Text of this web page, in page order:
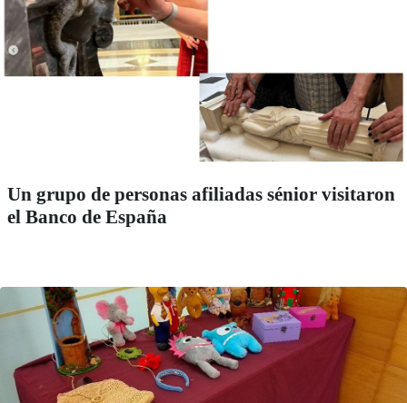
Un grupo de personas afiliadas sénior visitaron
el Banco de España